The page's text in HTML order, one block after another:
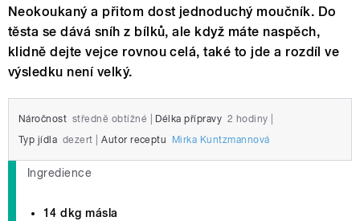
Neokoukaný a přitom dost jednoduchý moučník. Do
těsta se dává sníh z bílků, ale když máte naspěch,
klidně dejte vejce rovnou celá, také to jde a rozdíl ve
výsledku není velký.
Náročnost středně obtížné Délka přípravy 2 hodiny
Typ jídla dezert Autor receptu Mirka Kuntzmannová
Ingredience
14 dkg másla